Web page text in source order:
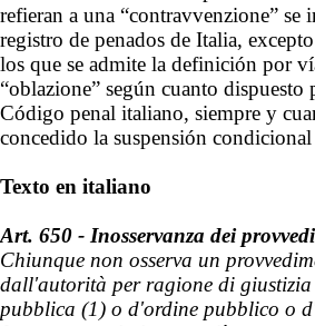
refieran a una “contravvenzione” se
registro de penados de Italia,
los que se admite la definición por
“oblazione” según cuanto dispuesto
Código penal italiano, siempre y
concedido la suspensión condicional
Texto en italiano
Art. 650 - Inosservanza dei
Chiunque non osserva un
dall'autorità per ragione di giustizia
pubblica (1) o d'ordine pubblico o